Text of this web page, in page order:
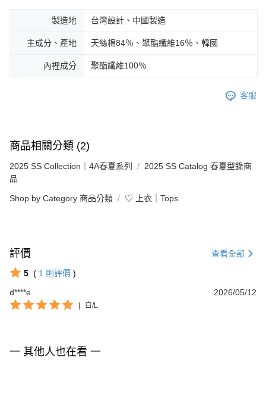
製造地 台灣設計、中國製造
主成分、產地 天絲棉84％、聚酯纖維16％、韓國
內裡成分 聚酯纖維100％
客服
商品相關分類 (2)
2025 SS Collection｜4A春夏系列
2025 SS Catalog 春夏型錄商
品
Shop by Category 商品分類 ♡ 上衣｜Tops
評價 查看全部
5 ( 1 則評價 )
d****e
2026/05/12
| 白/L
一 其他人也在看 一